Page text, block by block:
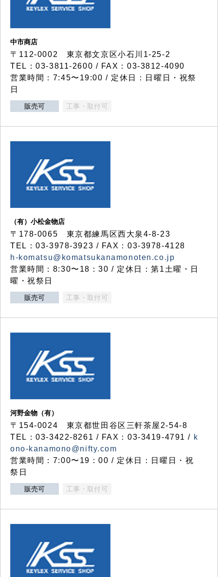
中市商店
〒112-0002 東京都文京区小石川1-25-2
TEL：03-3811-2600 / FAX：03-3812-4090
営業時間：7:45〜19:00 / 定休日：日曜日・祝祭
日
販売可 工事・取付可
（有）小松金物店
〒178-0065 東京都練馬区西大泉4-8-23
TEL：03-3978-3923 / FAX：03-3978-4128
h-komatsu@komatsukanamonoten.co.jp
営業時間：8:30〜18：30 / 定休日：第1土曜・日
曜・祝祭日
販売可 工事・取付可
河野金物（有）
〒154-0024 東京都世田谷区三軒茶屋2-54-8
TEL：03-3422-8261 / FAX：03-3419-4791 / k
ono-kanamono@nifty.com
営業時間：7:00〜19：00 / 定休日：日曜日・祝
祭日
販売可 工事・取付可